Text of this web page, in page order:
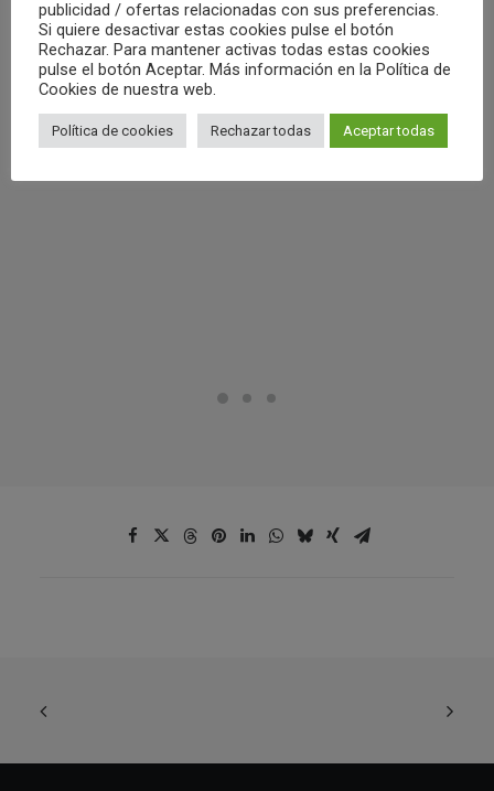
01/05
by Club Waterpolo Castelló
publicidad / ofertas relacionadas con sus preferencias.
Si quiere desactivar estas cookies pulse el botón
Rechazar. Para mantener activas todas estas cookies
pulse el botón Aceptar. Más información en la Política de
Cookies de nuestra web.
Política de cookies Rechazar todas Aceptar todas